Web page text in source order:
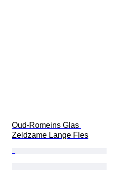
Oud-Romeins Glas
Zeldzame Lange Fles